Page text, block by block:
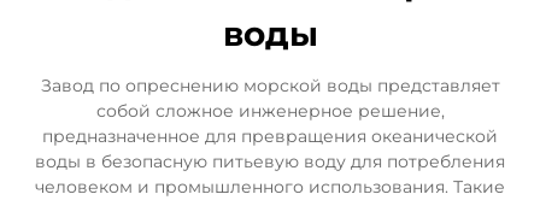
воды
Завод по опреснению морской воды представляет
собой сложное инженерное решение,
предназначенное для превращения океанической
воды в безопасную питьевую воду для потребления
человеком и промышленного использования. Такие